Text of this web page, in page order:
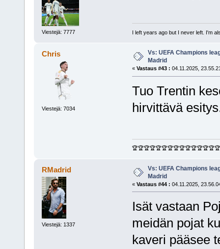
Viestejä: 7777 I left years ago but I never left. I'm
Chris
Viestejä: 7034
Vs: UEFA Champions
Madrid
« Vastaus #43 : 04.11.2025,
Tuo Trentin
hirvittävä
🏆🏆🏆🏆🏆🏆🏆🏆🏆🏆🏆🏆🏆🏆🏆
RMadrid
Viestejä: 1337
Vs: UEFA Champions
Madrid
« Vastaus #44 : 04.11.2025,
Isät vastaan
meidän pojat
kaveri pääsee